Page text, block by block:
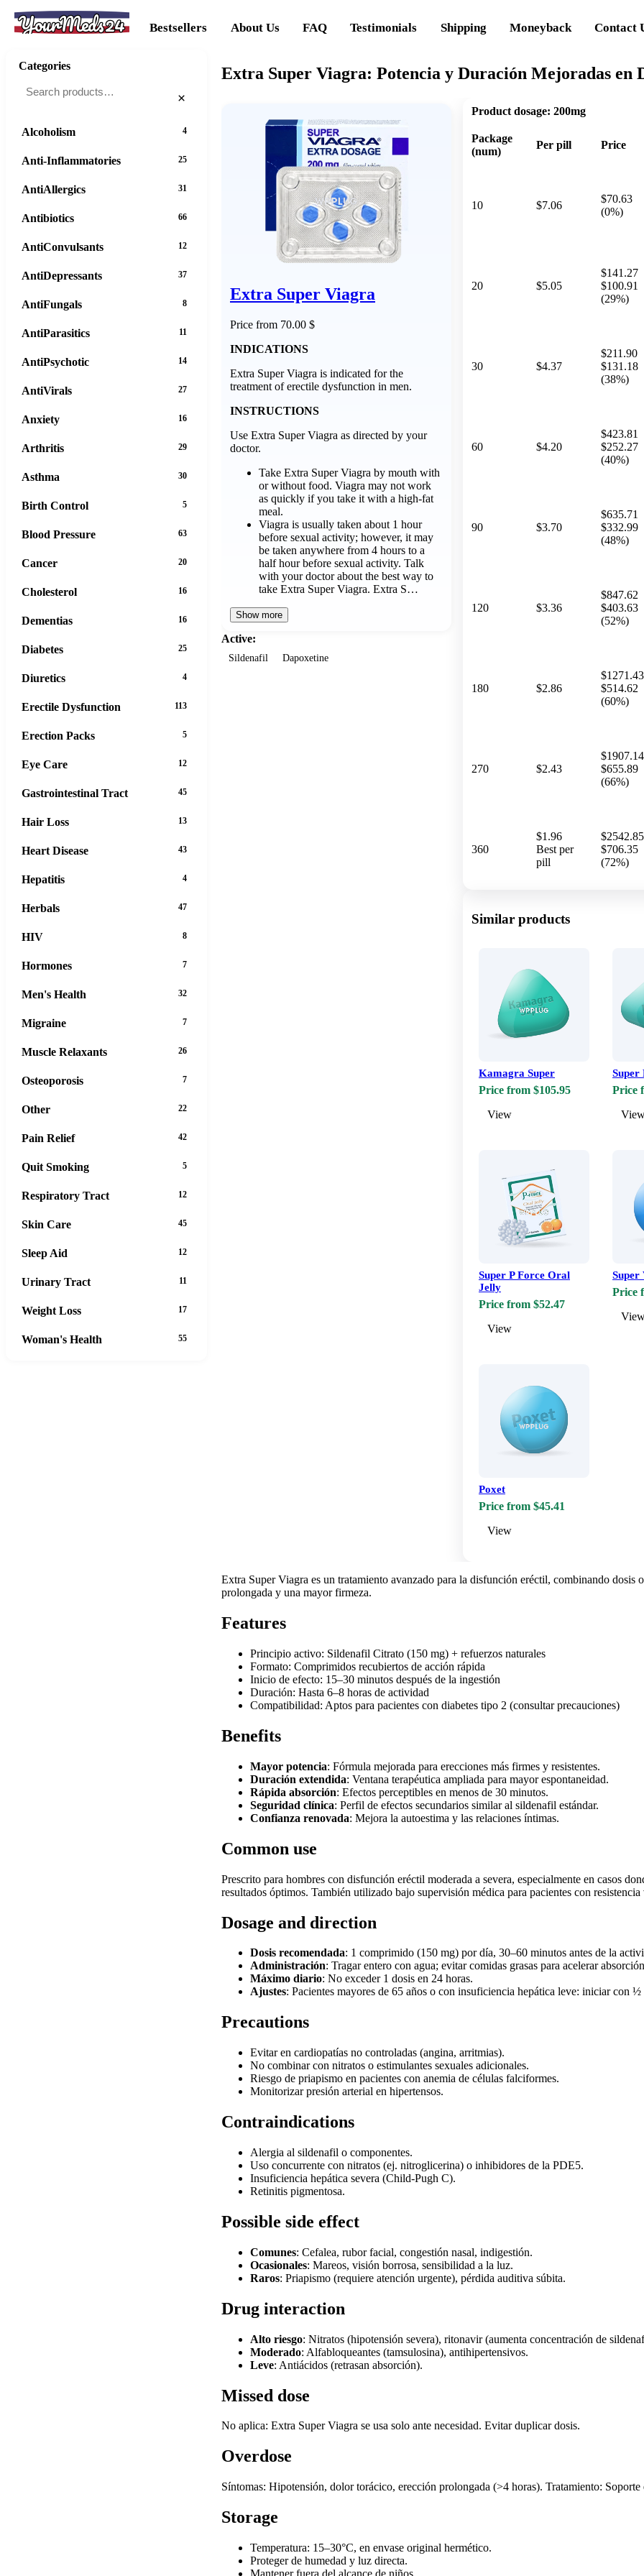
YourMeds24 Bestsellers About Us FAQ Testimonials Shipping Moneyback Contact
Extra Super Viagra: Potencia y Duración Mejoradas en
Extra Super Viagra
Price from 70.00 $
INDICATIONS
Extra Super Viagra is indicated for the
treatment of erectile dysfunction in men.
INSTRUCTIONS
Use Extra Super Viagra as directed by your
doctor.
Take Extra Super Viagra by mouth with
or without food. Viagra may not work
as quickly if you take it with a high-fat
meal.
Viagra is usually taken about 1 hour
before sexual activity; however, it may
be taken anywhere from 4 hours to a
half hour before sexual activity. Talk
with your doctor about the best way to
take Extra Super Viagra. Extra S…
Show more
Active:
Sildenafil Dapoxetine
Product dosage: 200mg
Package
(num)
Per pill Price
10 $7.06
$70.63
(0%)
20 $5.05
$141.27
$100.91
(29%)
30 $4.37
$211.90
$131.18
(38%)
60 $4.20
$423.81
$252.27
(40%)
90 $3.70
$635.71
$332.99
(48%)
120 $3.36
$847.62
$403.63
(52%)
180 $2.86
$1271.43
$514.62
(60%)
270 $2.43
$1907.14
$655.89
(66%)
360
$1.96
Best per
pill
$2542.85
$706.35
(72%)
Similar products
Kamagra Super
Price from $105.95
View
Super
Price
Super P Force Oral
Jelly
Price from $52.47
View
Super
Price
Poxet
Price from $45.41
View
Extra Super Viagra es un tratamiento avanzado para la disfunción eréctil, combinando dosis
prolongada y una mayor firmeza.
Features
Principio activo: Sildenafil Citrato (150 mg) + refuerzos naturales
Formato: Comprimidos recubiertos de acción rápida
Inicio de efecto: 15–30 minutos después de la ingestión
Duración: Hasta 6–8 horas de actividad
Compatibilidad: Aptos para pacientes con diabetes tipo 2 (consultar precauciones)
Benefits
Mayor potencia: Fórmula mejorada para erecciones más firmes y resistentes.
Duración extendida: Ventana terapéutica ampliada para mayor espontaneidad.
Rápida absorción: Efectos perceptibles en menos de 30 minutos.
Seguridad clínica: Perfil de efectos secundarios similar al sildenafil estándar.
Confianza renovada: Mejora la autoestima y las relaciones íntimas.
Common use
Prescrito para hombres con disfunción eréctil moderada a severa, especialmente en casos
resultados óptimos. También utilizado bajo supervisión médica para pacientes con resistencia
Dosage and direction
Dosis recomendada: 1 comprimido (150 mg) por día, 30–60 minutos antes de la
Administración: Tragar entero con agua; evitar comidas grasas para acelerar
Máximo diario: No exceder 1 dosis en 24 horas.
Ajustes: Pacientes mayores de 65 años o con insuficiencia hepática leve: iniciar con
Precautions
Evitar en cardiopatías no controladas (angina, arritmias).
No combinar con nitratos o estimulantes sexuales adicionales.
Riesgo de priapismo en pacientes con anemia de células falciformes.
Monitorizar presión arterial en hipertensos.
Contraindications
Alergia al sildenafil o componentes.
Uso concurrente con nitratos (ej. nitroglicerina) o inhibidores de la PDE5.
Insuficiencia hepática severa (Child-Pugh C).
Retinitis pigmentosa.
Possible side effect
Comunes: Cefalea, rubor facial, congestión nasal, indigestión.
Ocasionales: Mareos, visión borrosa, sensibilidad a la luz.
Raros: Priapismo (requiere atención urgente), pérdida auditiva súbita.
Drug interaction
Alto riesgo: Nitratos (hipotensión severa), ritonavir (aumenta concentración de
Moderado: Alfabloqueantes (tamsulosina), antihipertensivos.
Leve: Antiácidos (retrasan absorción).
Missed dose
No aplica: Extra Super Viagra se usa solo ante necesidad. Evitar duplicar dosis.
Overdose
Síntomas: Hipotensión, dolor torácico, erección prolongada (>4 horas). Tratamiento:
Storage
Temperatura: 15–30°C, en envase original hermético.
Proteger de humedad y luz directa.
Mantener fuera del alcance de niños.
Categories
×
Alcoholism 4
Anti-Inflammatories 25
AntiAllergics 31
Antibiotics 66
AntiConvulsants 12
AntiDepressants 37
AntiFungals 8
AntiParasitics 11
AntiPsychotic 14
AntiVirals 27
Anxiety 16
Arthritis 29
Asthma 30
Birth Control 5
Blood Pressure 63
Cancer 20
Cholesterol 16
Dementias 16
Diabetes 25
Diuretics 4
Erectile Dysfunction 113
Erection Packs 5
Eye Care 12
Gastrointestinal Tract 45
Hair Loss 13
Heart Disease 43
Hepatitis 4
Herbals 47
HIV 8
Hormones 7
Men's Health 32
Migraine 7
Muscle Relaxants 26
Osteoporosis 7
Other 22
Pain Relief 42
Quit Smoking 5
Respiratory Tract 12
Skin Care 45
Sleep Aid 12
Urinary Tract 11
Weight Loss 17
Woman's Health 55